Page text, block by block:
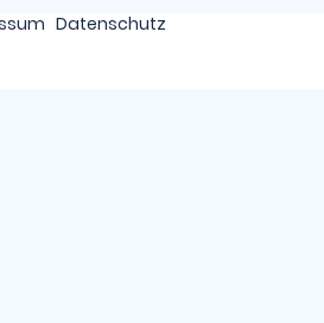
Datenschutz